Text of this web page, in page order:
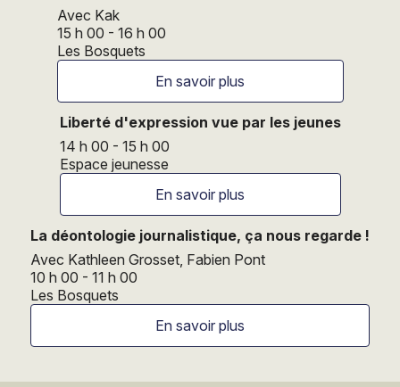
Avec Kak
15 h 00 - 16 h 00
Les Bosquets
En savoir plus
Liberté d'expression vue par les jeunes
14 h 00 - 15 h 00
Espace jeunesse
En savoir plus
La déontologie journalistique, ça nous regarde !
Avec Kathleen Grosset, Fabien Pont
10 h 00 - 11 h 00
Les Bosquets
En savoir plus